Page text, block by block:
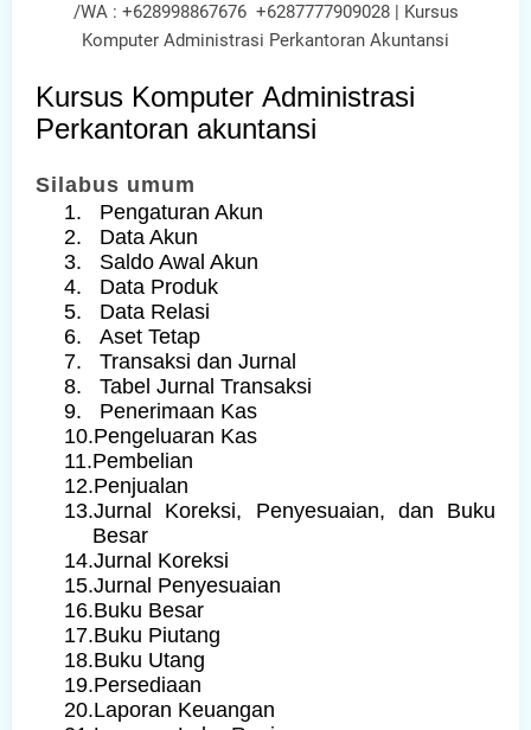
/WA : +628998867676 +6287777909028 | Kursus
Komputer Administrasi Perkantoran Akuntansi
Kursus Komputer Administrasi
Perkantoran akuntansi
Silabus umum
1.
Pengaturan Akun
2.
Data Akun
3.
Saldo Awal Akun
4.
Data Produk
5.
Data Relasi
6.
Aset Tetap
7.
Transaksi dan Jurnal
8.
Tabel Jurnal Transaksi
9.
Penerimaan Kas
10.Pengeluaran Kas
11.Pembelian
12.Penjualan
13.Jurnal Koreksi, Penyesuaian, dan Buku
Besar
14.Jurnal Koreksi
15.Jurnal Penyesuaian
16.Buku Besar
17.Buku Piutang
18.Buku Utang
19.Persediaan
20.Laporan Keuangan